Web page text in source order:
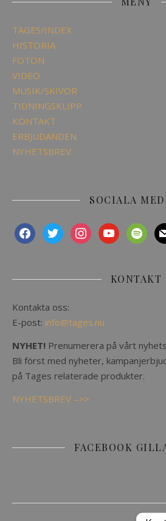
TAGES/INDEX
HISTORIA
FOTON
VIDEO
MUSIK/SKIVOR
TIDNINGSKLIPP
KONTAKT
ERBJUDANDEN
NYHETSBREV
SOCIALA
KONTAKT
Kontakta oss:
E-post: info@tages.nu
NYHET! Prenumerera på vårt
Bli först med nyheter,
på Tages relaterade produkter.
NYHETSBREV –>>
FACEBOOK